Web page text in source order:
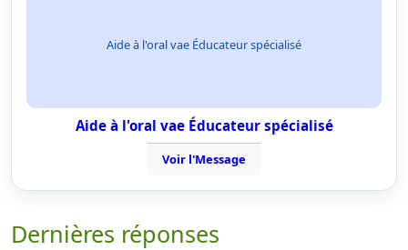
Aide à l'oral vae Éducateur spécialisé
Aide à l'oral vae Éducateur spécialisé
Voir l'Message
Dernières réponses